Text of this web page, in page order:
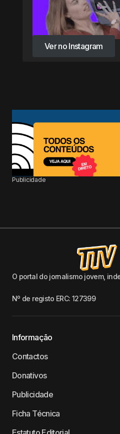
Ver no Instagram
Ver no Instagram
Publicidade
O portal do jornalismo jovem,
Nº de registo ERC: 127399
Informação
Contactos
Donativos
Publicidade
Ficha Técnica